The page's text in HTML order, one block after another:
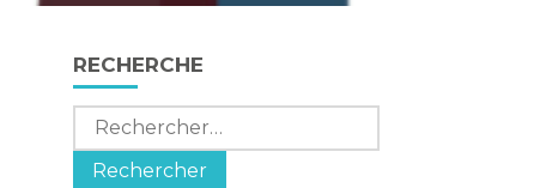
Blog
sidebar
RECHERCHE
Rechercher :